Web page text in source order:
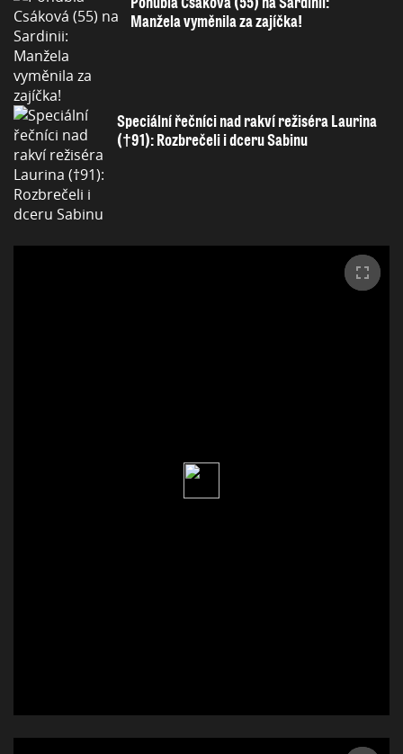
Manžela vyměnila za zajíčka!
Speciální řečníci nad rakví režiséra Laurina
(†91): Rozbrečeli i dceru Sabinu